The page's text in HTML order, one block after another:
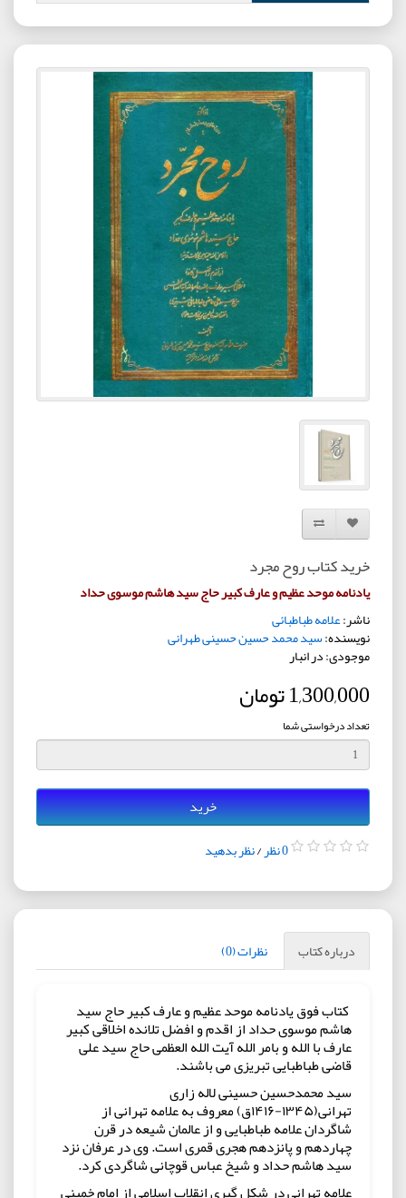
افزودن به لیست دلخواه
مقایسه این محصول
خرید کتاب روح مجرد
یادنامه موحد عظیم و عارف کبیر حاج سید هاشم موسوی حداد
ناشر:علامه طباطبائی
نویسنده:سید محمد حسین حسینی طهرانی
موجودی: در انبار
1,300,000 تومان
تعداد درخواستی شما
خرید
0 نظر /نظر بدهید
درباره کتاب نظرات (0)
کتاب فوق یادنامه موحد عظیم و عارف کبیر حاج سید
هاشم موسوی حداد از اقدم و افضل تلانده اخلاقی کبیر
عارف با الله و بامر الله آیت الله العظمی حاج سید علی
قاضی طباطبایی تبریزی می باشند.
سید محمدحسین حسینی لاله زاری
تهرانی(۱۳۴۵-۱۴۱۶ق) معروف به علامه تهرانی از
شاگردان علامه طباطبایی و از عالمان شیعه در قرن
چهاردهم و پانزدهم هجری قمری است. وی در عرفان نزد
سید هاشم حداد و شیخ عباس قوچانی شاگردی کرد.
علامه تهرانی در شکل گیری انقلاب اسلامی از امام خمینی